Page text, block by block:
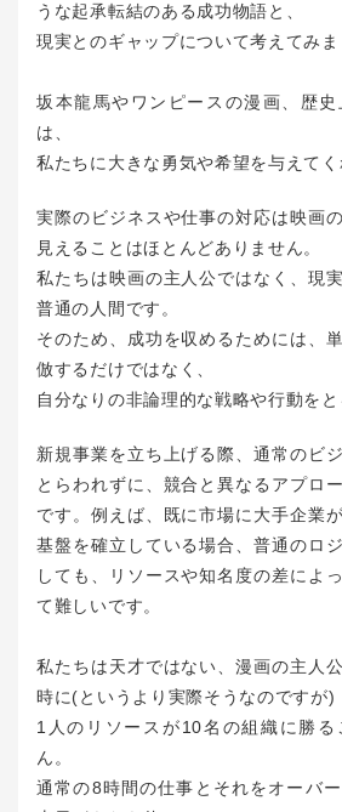
うな起承転結のある成功物語と、
現実とのギャップについて考えてみま
坂本龍馬やワンピースの漫画、歴
は、
私たちに大きな勇気や希望を与えてく
実際のビジネスや仕事の対応は映画
見えることはほとんどありません。
私たちは映画の主人公ではなく、現
普通の人間です。
そのため、成功を収めるためには、
倣するだけではなく、
自分なりの非論理的な戦略や行動をと
新規事業を立ち上げる際、通常のビ
とらわれずに、競合と異なるアプロ
です。例えば、既に市場に大手企業
基盤を確立している場合、普通のロ
しても、リソースや知名度の差によ
て難しいです。
私たちは天才ではない、漫画の主人
時に(というより実際そうなのですが)
1人のリソースが10名の組織に勝る
ん。
通常の8時間の仕事とそれをオーバー